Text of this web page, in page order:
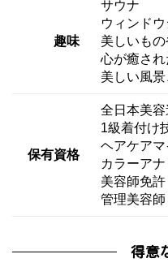
趣味
サウナ
ウィンド
美しいも
心が癒さ
美しい風
保有資格
全日本美
1級着付け
ヘアケア
カラーアナ
美容師免許
管理美容師
得意